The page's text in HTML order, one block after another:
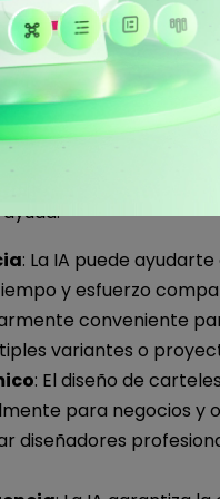
generar carteles te
variar dependiendo
: La IA puede
y esfuerzo
conveniente
variantes o
: El diseño de
para negocios y
diseñadores